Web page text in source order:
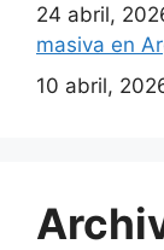
24 abril,
masiva en
10 abril,